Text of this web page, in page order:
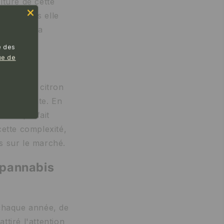
mais elle
bien la
de citron
En
parfait
complexité,
sur le marché.
année, de
l'attention
des
de